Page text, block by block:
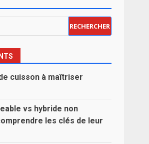
cuisson à maîtriser
vs hybride non
les clés de leur